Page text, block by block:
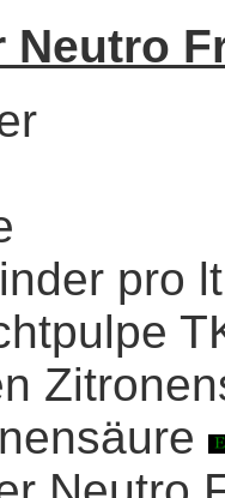
Neutro
pro